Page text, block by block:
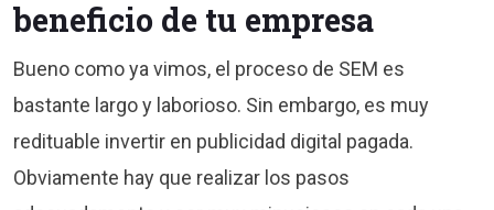
beneficio de tu empresa
Bueno como ya vimos, el proceso de SEM es
bastante largo y laborioso. Sin embargo, es muy
redituable invertir en publicidad digital pagada.
Obviamente hay que realizar los pasos